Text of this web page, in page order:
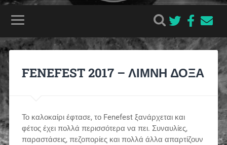
FENEFEST 2017 – ΛΙΜΝΗ ΔΟΞΑ
Το καλοκαίρι έφτασε, το Fenefest ξανάρχεται και
φέτος έχει πολλά περισσότερα να πει. Συναυλίες,
παραστάσεις, πεζοπορίες και πολλά άλλα απαρτίζουν